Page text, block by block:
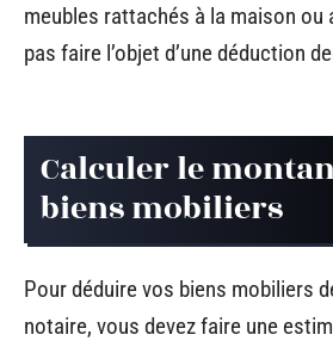
meubles rattachés à la maison ou
pas faire l’objet d’une déduction
Calculer le
biens mobiliers
Pour déduire vos biens mobiliers
notaire, vous devez faire une